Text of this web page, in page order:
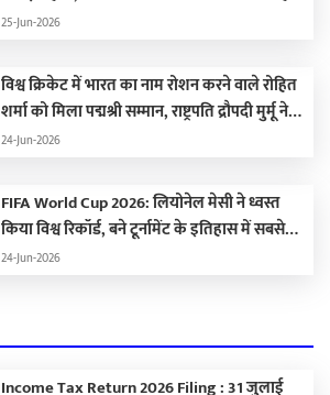
खिलाड़ी, आलोचकों को यूं किया शांत
25-Jun-2026
विश्व क्रिकेट में भारत का नाम रोशन करने वाले रोहित
शर्मा को मिला पद्मश्री सम्मान, राष्ट्रपति द्रौपदी मुर्मू ने
किया सम्मानित
24-Jun-2026
FIFA World Cup 2026: लियोनेल मेसी ने ध्वस्त
किया विश्व रिकॉर्ड, बने टूर्नामेंट के इतिहास में सबसे
ज्यादा गोल करने वाले खिलाड़ी
24-Jun-2026
Income Tax Return 2026 Filing : 31 जुलाई